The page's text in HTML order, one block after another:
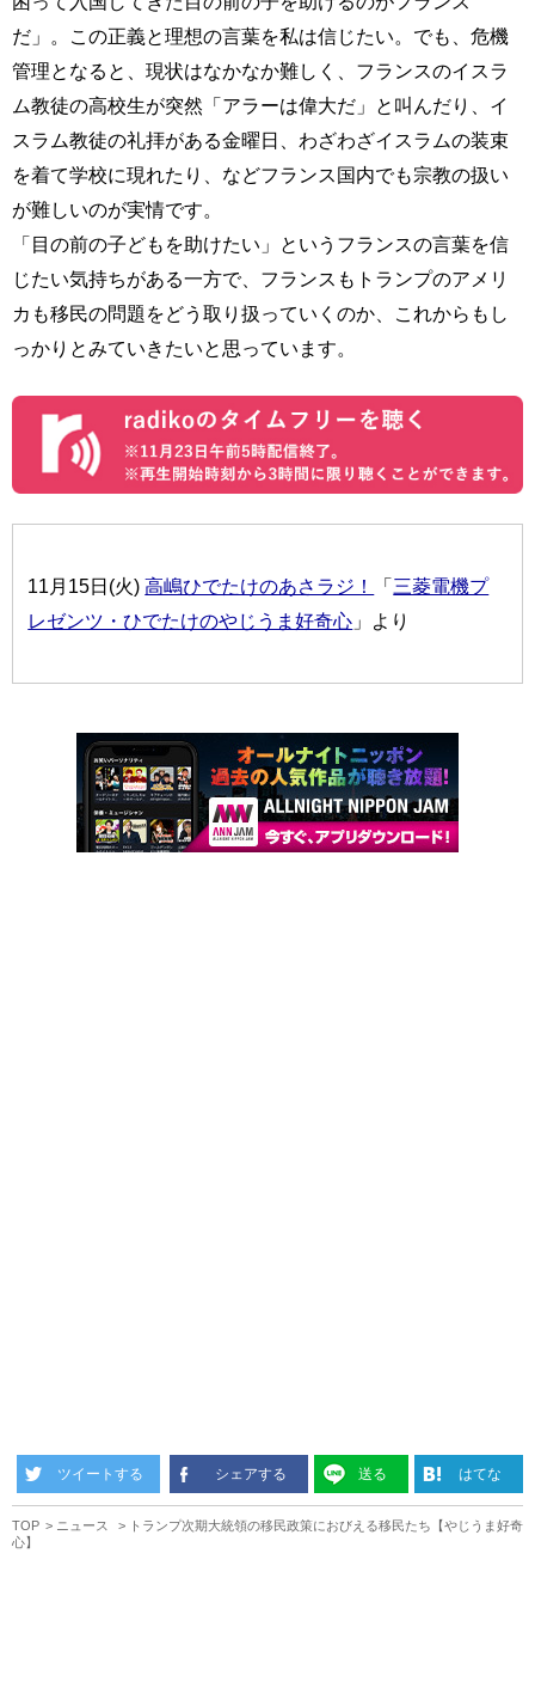
だ」。この正義と理想の言葉を私は信じたい。でも、危機
管理となると、現状はなかなか難しく、フランスのイスラ
ム教徒の高校生が突然「アラーは偉大だ」と叫んだり、イ
スラム教徒の礼拝がある金曜日、わざわざイスラムの装束
を着て学校に現れたり、などフランス国内でも宗教の扱い
が難しいのが実情です。
「目の前の子どもを助けたい」というフランスの言葉を信
じたい気持ちがある一方で、フランスもトランプのアメリ
カも移民の問題をどう取り扱っていくのか、これからもし
っかりとみていきたいと思っています。
11月15日(火)高嶋ひでたけのあさラジ！ 「三菱電機プ
レゼンツ・ひでたけのやじうま好奇心 」より
ツイートする シェアする 送る はてな
TOP ニュース
トランプ次期大統領の移民政策におびえる移民たち【やじうま好奇
心】